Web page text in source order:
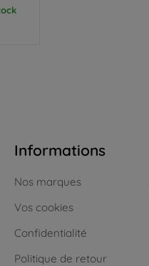
Informations
Nos marques
Vos cookies
Confidentialité
Politique de retour